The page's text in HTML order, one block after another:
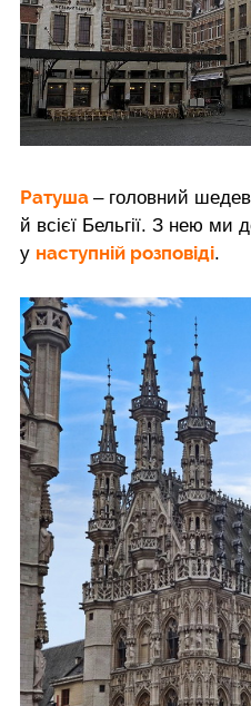
Ратуша – головний
й всієї Бельгії. З нею ми
у наступній розповіді.